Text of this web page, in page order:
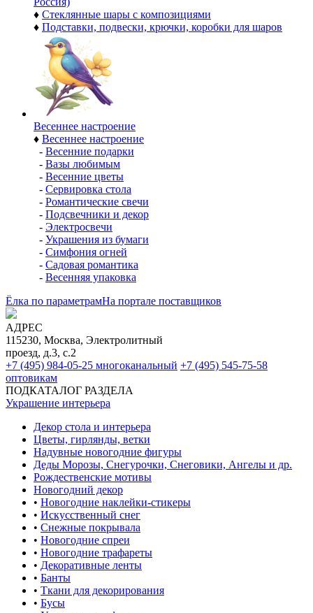
♦ Стеклянные шары с композициями
♦ Подставки, подвески, крючки, коробки для шаров
Весеннее настроение
♦ Весеннее настроение
- Весенние подарки
- Вазы любимым
- Весенние цветы
- Сервировка стола
- Романтические свечи
- Подсвечники и декор
- Электросвечи
- Украшения из бумаги
- Симфония огней
- Садовая романтика
- Весенняя упаковка
Ёлка по параметрамНа портале поставщиков
АДРЕС
115230, Москва, Электролитный
проезд, д.3, с.2
+7 (495) 984-05-25 многоканальный +7 (495) 545-75-58
оптовикам
ПОДКАТАЛОГ РАЗДЕЛА
Украшение интерьера
Декор стола и интерьера
Цветы, гирлянды, ветки
Надувные новогодние фигуры
Деды Морозы, Снегурочки, Снеговики, Ангелы и др.
Рождественские мотивы
Новогодний декор
• Новогодние наклейки-стикеры
• Искусственный снег
• Снежные покрывала
• Новогодние спреи
• Новогодние трафареты
• Декоративные ленты
• Банты
• Ткани для декорирования
• Бусы